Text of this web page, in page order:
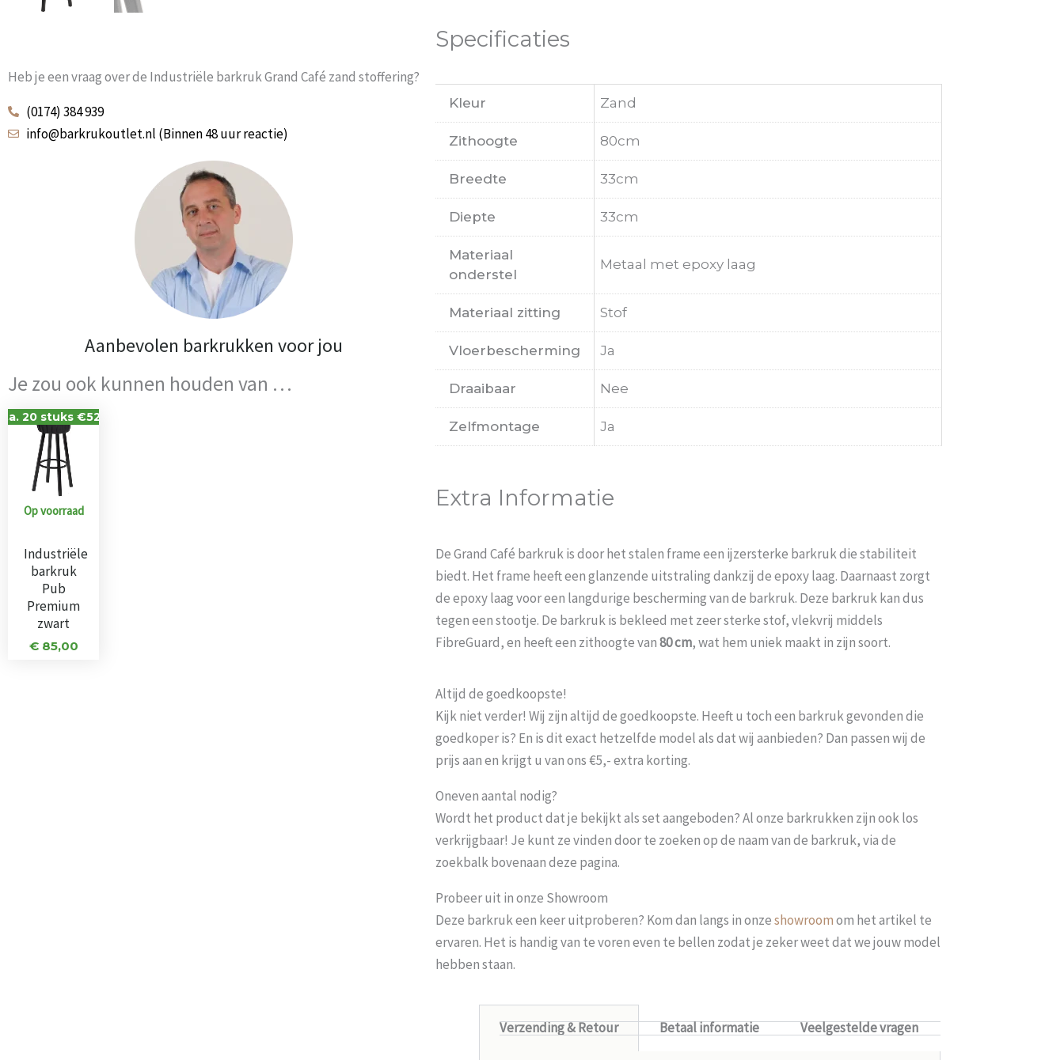
Heb je een vraag over de Industriële barkruk Grand Café zand stoffering?
(0174) 384 939
info@barkrukoutlet.nl (Binnen 48 uur reactie)
Aanbevolen barkrukken voor jou
Je zou ook kunnen houden van …
20 stuks €52,-
Op voorraad
Industriële
barkruk
Pub
Premium
zwart
€85,00
Specificaties
Kleur Zand
Zithoogte 80cm
Breedte 33cm
Diepte 33cm
Materiaal
onderstel
Metaal met epoxy laag
Materiaal zitting Stof
Vloerbescherming Ja
Draaibaar Nee
Zelfmontage Ja
Extra Informatie
De Grand Café barkruk is door het stalen frame een ijzersterke barkruk die stabiliteit
biedt. Het frame heeft een glanzende uitstraling dankzij de epoxy laag. Daarnaast zorgt
de epoxy laag voor een langdurige bescherming van de barkruk. Deze barkruk kan dus
tegen een stootje. De barkruk is bekleed met zeer sterke stof, vlekvrij middels
FibreGuard, en heeft een zithoogte van80 cm, wat hem uniek maakt in zijn soort.
Altijd de goedkoopste!
Kijk niet verder! Wij zijn altijd de goedkoopste. Heeft u toch een barkruk gevonden die
goedkoper is? En is dit exact hetzelfde model als dat wij aanbieden? Dan passen wij de
prijs aan en krijgt u van ons €5,- extra korting.
Oneven aantal nodig?
Wordt het product dat je bekijkt als set aangeboden? Al onze barkrukken zijn ook los
verkrijgbaar! Je kunt ze vinden door te zoeken op de naam van de barkruk, via de
zoekbalk bovenaan deze pagina.
Probeer uit in onze Showroom
Deze barkruk een keer uitproberen? Kom dan langs in onzeshowroomom het artikel te
ervaren. Het is handig van te voren even te bellen zodat je zeker weet dat we jouw model
hebben staan.
Verzending & Retour Betaal informatie Veelgestelde vragen